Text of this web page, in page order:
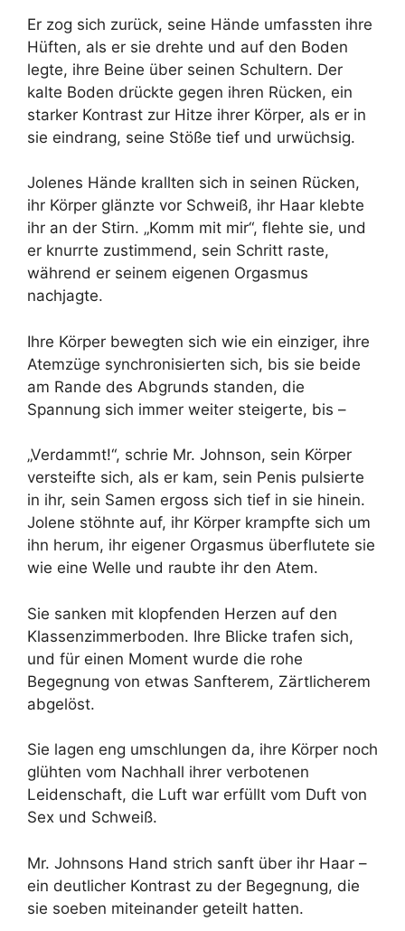
Er zog sich zurück, seine Hände umfassten ihre
Hüften, als er sie drehte und auf den Boden
legte, ihre Beine über seinen Schultern. Der
kalte Boden drückte gegen ihren Rücken, ein
starker Kontrast zur Hitze ihrer Körper, als er in
sie eindrang, seine Stöße tief und urwüchsig.
Jolenes Hände krallten sich in seinen Rücken,
ihr Körper glänzte vor Schweiß, ihr Haar klebte
ihr an der Stirn. „Komm mit mir“, flehte sie, und
er knurrte zustimmend, sein Schritt raste,
während er seinem eigenen Orgasmus
nachjagte.
Ihre Körper bewegten sich wie ein einziger, ihre
Atemzüge synchronisierten sich, bis sie beide
am Rande des Abgrunds standen, die
Spannung sich immer weiter steigerte, bis –
„Verdammt!“, schrie Mr. Johnson, sein Körper
versteifte sich, als er kam, sein Penis pulsierte
in ihr, sein Samen ergoss sich tief in sie hinein.
Jolene stöhnte auf, ihr Körper krampfte sich um
ihn herum, ihr eigener Orgasmus überflutete sie
wie eine Welle und raubte ihr den Atem.
Sie sanken mit klopfenden Herzen auf den
Klassenzimmerboden. Ihre Blicke trafen sich,
und für einen Moment wurde die rohe
Begegnung von etwas Sanfterem, Zärtlicherem
abgelöst.
Sie lagen eng umschlungen da, ihre Körper noch
glühten vom Nachhall ihrer verbotenen
Leidenschaft, die Luft war erfüllt vom Duft von
Sex und Schweiß.
Mr. Johnsons Hand strich sanft über ihr Haar –
ein deutlicher Kontrast zu der Begegnung, die
sie soeben miteinander geteilt hatten.